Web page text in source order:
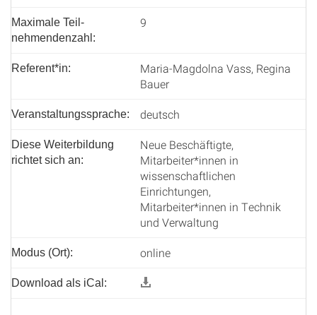
Maximale Teil­
nehmenden­zahl:
9
Referent*in:
Maria-Magdolna Vass, Regina
Bauer
Veranstaltungssprache: deutsch
Diese Weiterbildung
richtet sich an:
Neue Beschäftigte,
Mitarbeiter*innen in
wissenschaftlichen
Einrichtungen,
Mitarbeiter*innen in Technik
und Verwaltung
Modus (Ort): online
Download als iCal: